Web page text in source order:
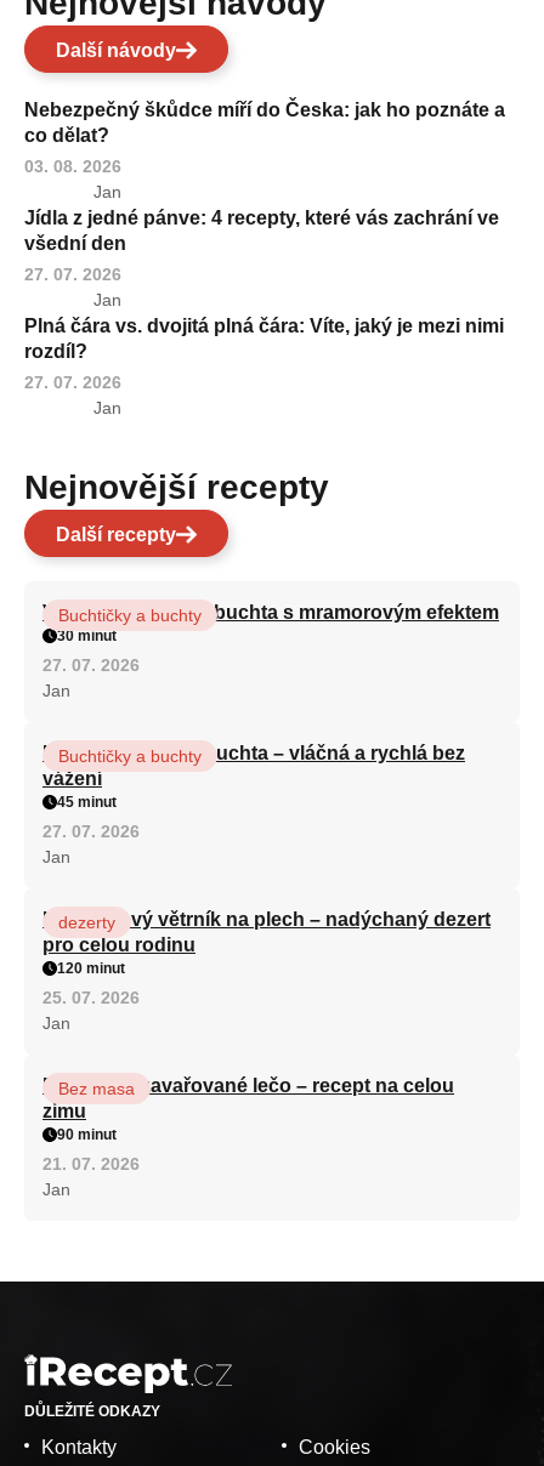
Další návody
Nebezpečný škůdce míří do Česka: jak ho poznáte a
co dělat?
03. 08. 2026
Jan
Jídla z jedné pánve: 4 recepty, které vás zachrání ve
všední den
27. 07. 2026
Jan
Plná čára vs. dvojitá plná čára: Víte, jaký je mezi nimi
rozdíl?
27. 07. 2026
Jan
Nejnovější recepty
Další recepty
Vláčná olejová litá buchta s mramorovým efektem
Buchtičky a buchty
30 minut
27. 07. 2026
Jan
Hrnková maková buchta – vláčná a rychlá bez
vážení
Buchtičky a buchty
45 minut
27. 07. 2026
Jan
Karamelový větrník na plech – nadýchaný dezert
pro celou rodinu
dezerty
120 minut
25. 07. 2026
Jan
Babiččino zavařované lečo – recept na celou
zimu
Bez masa
90 minut
21. 07. 2026
Jan
DŮLEŽITÉ ODKAZY
Kontakty Cookies